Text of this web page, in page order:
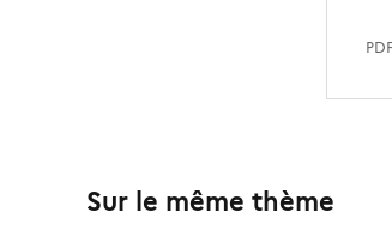
Sur le même thème